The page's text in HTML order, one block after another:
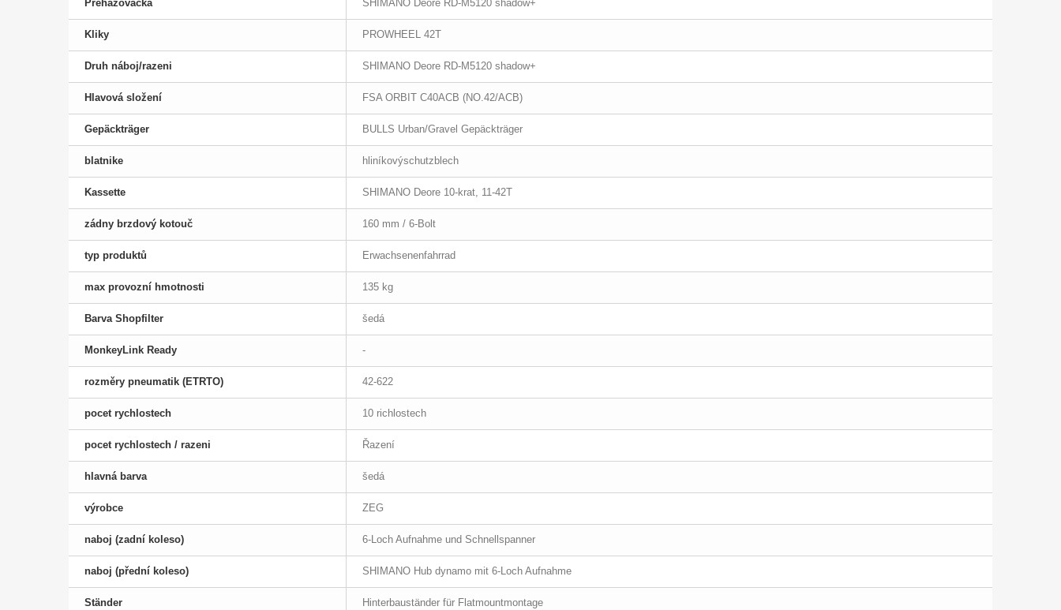
Přehazovačka SHIMANO Deore RD-M5120 shadow+
Kliky PROWHEEL 42T
Druh náboj/razeni SHIMANO Deore RD-M5120 shadow+
Hlavová složení FSA ORBIT C40ACB (NO.42/ACB)
Gepäckträger BULLS Urban/Gravel Gepäckträger
blatnike hliníkovýschutzblech
Kassette SHIMANO Deore 10-krat, 11-42T
zádny brzdový kotouč 160 mm / 6-Bolt
typ produktů Erwachsenenfahrrad
max provozní hmotnosti 135 kg
Barva Shopfilter šedá
MonkeyLink Ready -
rozměry pneumatik (ETRTO) 42-622
pocet rychlostech 10 richlostech
pocet rychlostech / razeni Řazení
hlavná barva šedá
výrobce ZEG
naboj (zadní koleso) 6-Loch Aufnahme und Schnellspanner
naboj (přední koleso) SHIMANO Hub dynamo mit 6-Loch Aufnahme
Ständer Hinterbauständer für Flatmountmontage